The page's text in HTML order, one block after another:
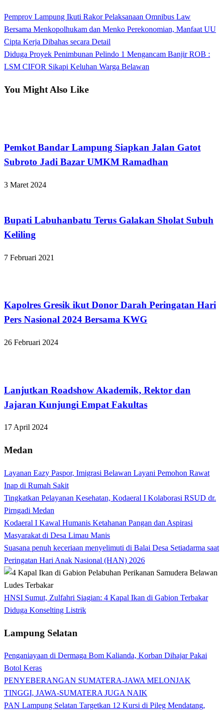
Navigasi
pos
Previous
Post
Pemprov Lampung Ikuti Rakor Pelaksanaan Omnibus Law
Bersama Menkopolhukam dan Menko Perekonomian, Manfaat UU
Cipta Kerja Dibahas secara Detail
Next
Post
Diduga Proyek Penimbunan Pelindo 1 Mengancam Banjir ROB :
LSM CIFOR Sikapi Keluhan Warga Belawan
You Might Also Like
Pemkot Bandar Lampung Siapkan Jalan Gatot
Subroto Jadi Bazar UMKM Ramadhan
3 Maret 2024
Bupati Labuhanbatu Terus Galakan Sholat Subuh
Keliling
7 Februari 2021
Kapolres Gresik ikut Donor Darah Peringatan Hari
Pers Nasional 2024 Bersama KWG
26 Februari 2024
Lanjutkan Roadshow Akademik, Rektor dan
Jajaran Kunjungi Empat Fakultas
17 April 2024
Medan
Layanan Eazy Paspor, Imigrasi Belawan Layani Pemohon Rawat
Inap di Rumah Sakit
Tingkatkan Pelayanan Kesehatan, Kodaeral I Kolaborasi RSUD dr.
Pirngadi Medan‎
Kodaeral I Kawal Humanis Ketahanan Pangan dan Aspirasi
Masyarakat di Desa Limau Manis
Suasana penuh keceriaan menyelimuti di Balai Desa Setiadarma saat
Peringatan Hari Anak Nasional (HAN) 2026
HNSI Sumut, Zulfahri Siagian: 4 Kapal Ikan di Gabion Terbakar
Diduga Konselting Listrik
Lampung Selatan
Penganiayaan di Dermaga Bom Kalianda, Korban Dihajar Pakai
Botol Keras
PENYEBERANGAN SUMATERA-JAWA MELONJAK
TINGGI, JAWA-SUMATERA JUGA NAIK
PAN Lampung Selatan Targetkan 12 Kursi di Pileg Mendatang,